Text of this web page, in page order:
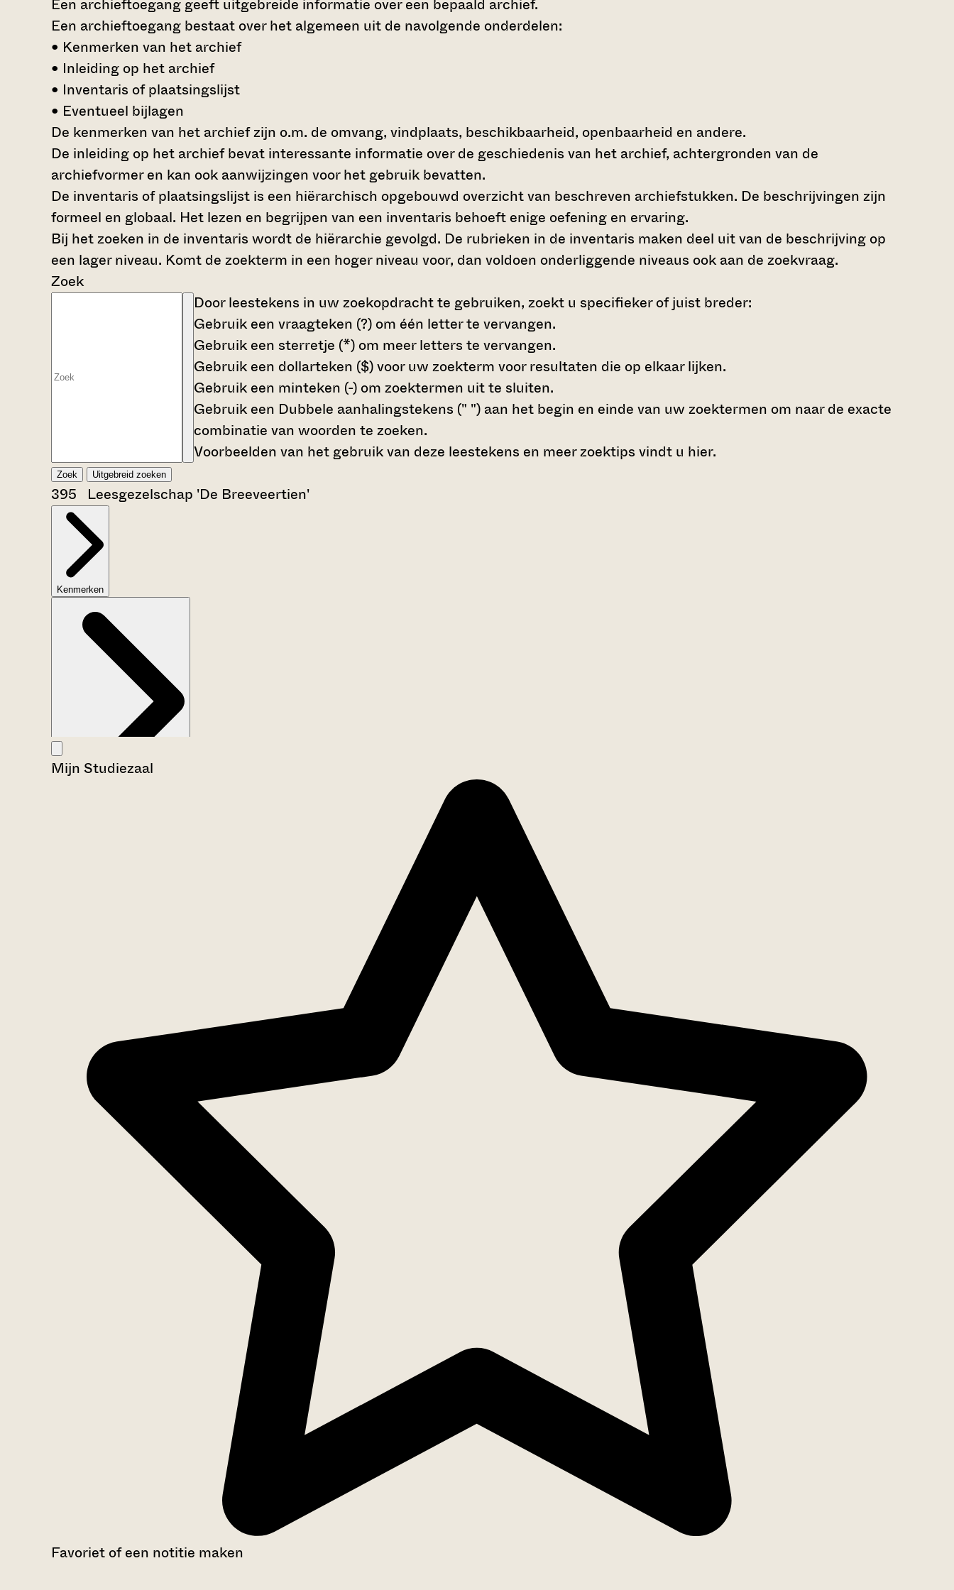
Een archieftoegang geeft uitgebreide informatie over een bepaald archief.
Een archieftoegang bestaat over het algemeen uit de navolgende onderdelen:
• Kenmerken van het archief
• Inleiding op het archief
• Inventaris of plaatsingslijst
• Eventueel bijlagen
De kenmerken van het archief zijn o.m. de omvang, vindplaats, beschikbaarheid, openbaarheid en andere.
De inleiding op het archief bevat interessante informatie over de geschiedenis van het archief, achtergronden van de
archiefvormer en kan ook aanwijzingen voor het gebruik bevatten.
De inventaris of plaatsingslijst is een hiërarchisch opgebouwd overzicht van beschreven archiefstukken. De beschrijvingen zijn
formeel en globaal. Het lezen en begrijpen van een inventaris behoeft enige oefening en ervaring.
Bij het zoeken in de inventaris wordt de hiërarchie gevolgd. De rubrieken in de inventaris maken deel uit van de beschrijving op
een lager niveau. Komt de zoekterm in een hoger niveau voor, dan voldoen onderliggende niveaus ook aan de zoekvraag.
Zoek
Door leestekens in uw zoekopdracht te gebruiken, zoekt u specifieker of juist breder:
Gebruik een vraagteken (?) om één letter te vervangen.
Gebruik een sterretje (*) om meer letters te vervangen.
Gebruik een dollarteken ($)voor uw zoekterm voor resultaten die op elkaar lijken.
Gebruik een minteken (-) om zoektermen uit te sluiten.
Gebruik een Dubbele aanhalingstekens (" ") aan het begin en einde van uw zoektermen om naar de exacte
combinatie van woorden te zoeken.
Voorbeelden van het gebruik van deze leestekens en meer zoektips vindt u hier.
Zoek Uitgebreid zoeken
395 Leesgezelschap 'De Breeveertien'
Kenmerken
Mijn Studiezaal
Favoriet of een notitie maken